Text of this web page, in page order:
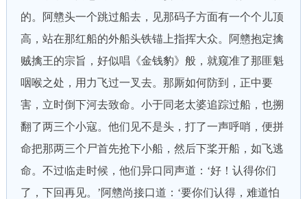
的。阿戆头一个跳过船去，见那码子方面有一个个儿顶
高，站在那红船的外船头铁锚上指挥大众。阿戆抱定擒
贼擒王的宗旨，好似唱《金钱豹》般，就窥准了那匪魁
咽喉之处，用力飞过一叉去。那厮如何防到，正中要
害，立时倒下河去致命。小于同老太婆追踪过船，也搠
翻了两三个小寇。他们见不是头，打了一声呼哨，便拼
命把那两三个尸首先抢下小船，然后下桨开船，如飞逃
命。不过临走时候，他们异口同声道：‘好！认得你们
了，下回再见。’阿戆尚接口道：‘要你们认得，难道怕